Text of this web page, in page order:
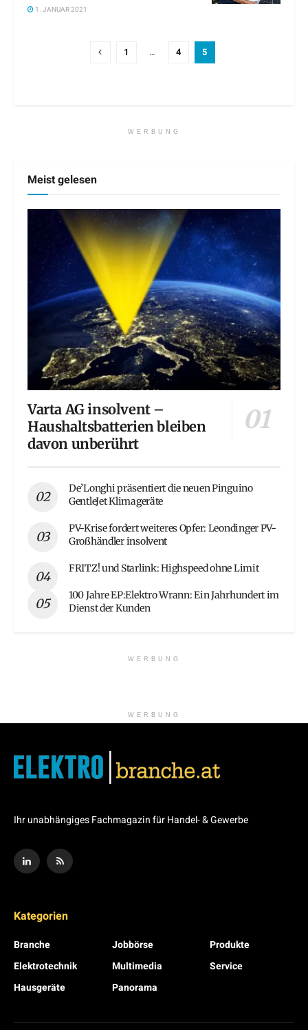
1. JANUAR 2021
1 … 4 5
WERBUNG
Meist gelesen
Varta AG insolvent –
Haushaltsbatterien bleiben
davon unberührt
De’Longhi präsentiert die neuen Pinguino
GentleJet Klimageräte
PV-Krise fordert weiteres Opfer: Leondinger PV-
Großhändler insolvent
FRITZ! und Starlink: Highspeed ohne Limit
100 Jahre EP:Elektro Wrann: Ein Jahrhundert im
Dienst der Kunden
WERBUNG
WERBUNG
Ihr unabhängiges Fachmagazin für Handel- & Gewerbe
Kategorien
Branche
Elektrotechnik
Hausgeräte
Jobbörse
Multimedia
Panorama
Produkte
Service